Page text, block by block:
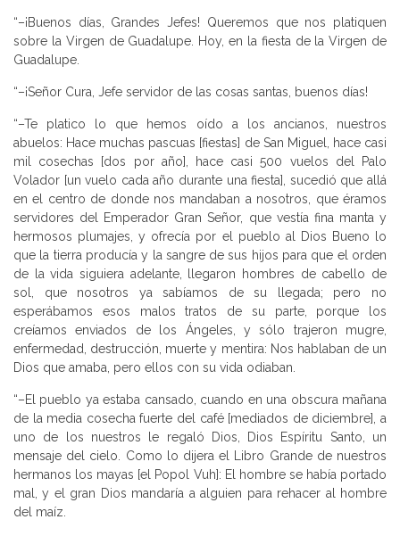
“–¡Buenos días, Grandes Jefes! Queremos que nos platiquen
sobre la Virgen de Guadalupe. Hoy, en la fiesta de la Virgen de
Guadalupe.
“–¡Señor Cura, Jefe servidor de las cosas santas, buenos días!
“–Te platico lo que hemos oído a los ancianos, nuestros
abuelos: Hace muchas pascuas [fiestas] de San Miguel, hace casi
mil cosechas [dos por año], hace casi 500 vuelos del Palo
Volador [un vuelo cada año durante una fiesta], sucedió que allá
en el centro de donde nos mandaban a nosotros, que éramos
servidores del Emperador Gran Señor, que vestía fina manta y
hermosos plumajes, y ofrecía por el pueblo al Dios Bueno lo
que la tierra producía y la sangre de sus hijos para que el orden
de la vida siguiera adelante, llegaron hombres de cabello de
sol, que nosotros ya sabíamos de su llegada; pero no
esperábamos esos malos tratos de su parte, porque los
creíamos enviados de los Ángeles, y sólo trajeron mugre,
enfermedad, destrucción, muerte y mentira: Nos hablaban de un
Dios que amaba, pero ellos con su vida odiaban.
“–El pueblo ya estaba cansado, cuando en una obscura mañana
de la media cosecha fuerte del café [mediados de diciembre], a
uno de los nuestros le regaló Dios, Dios Espíritu Santo, un
mensaje del cielo. Como lo dijera el Libro Grande de nuestros
hermanos los mayas [el Popol Vuh]: El hombre se había portado
mal, y el gran Dios mandaría a alguien para rehacer al hombre
del maíz.